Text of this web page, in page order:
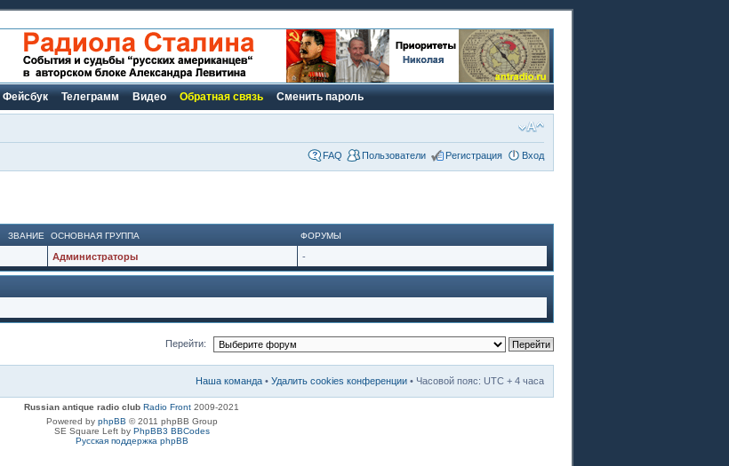
Фейсбук Телеграмм Видео Обратная связь Сменить пароль
FAQ Пользователи Регистрация Вход
ЗВАНИЕ ОСНОВНАЯ ГРУППА ФОРУМЫ
Администраторы -
Перейти:
Наша команда • Удалить cookies конференции • Часовой пояс: UTC + 4 часа
Russian antique radio club Radio Front 2009-2021
Powered by phpBB © 2011 phpBB Group
SE Square Left by PhpBB3 BBCodes
Русская поддержка phpBB